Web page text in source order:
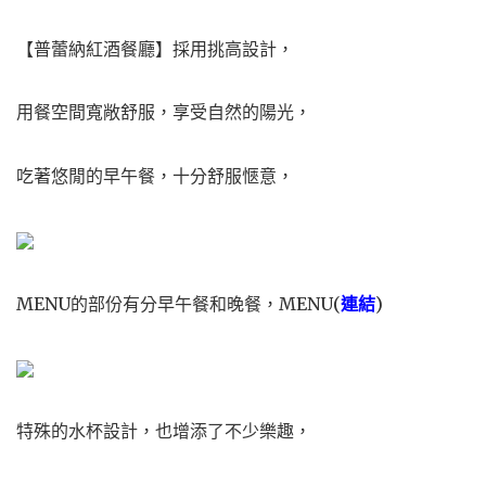
【普蕾納紅酒餐廳】採用挑高設計，
用餐空間寬敞舒服，享受自然的陽光，
吃著悠閒的早午餐，十分舒服愜意，
MENU的部份有分早午餐和晚餐，MENU(連結)
特殊的水杯設計，也增添了不少樂趣，